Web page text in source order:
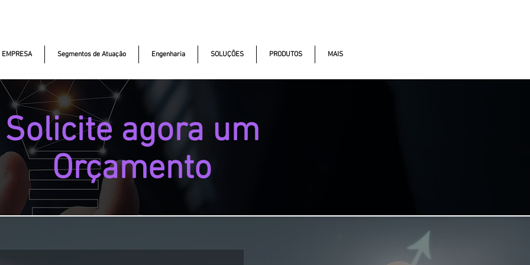
EMPRESA Segmentos de Atuação Engenharia SOLUÇÕES PRODUTOS MAIS
Solicite agora um
Orçamento